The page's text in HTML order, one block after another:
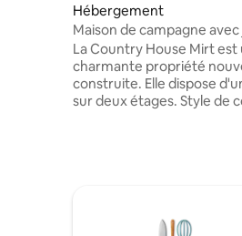
Hébergement
Maison de campagne
sauna
La Country House Mirt est
charmante propriété
construite. Elle dispose
sur deux étages. Style de
classique, typique de la
avec de beaux détails en
maison de campagne est